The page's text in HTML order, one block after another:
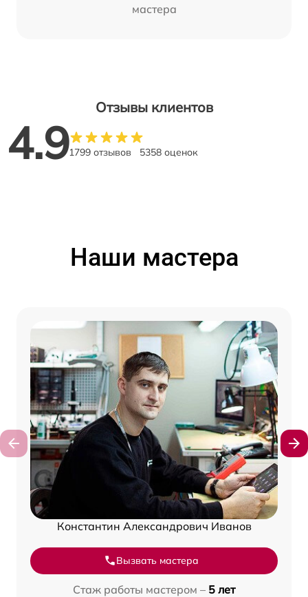
мастера
Отзывы клиентов
4.91799 отзывов 5358 оценок
Наши мастера
Константин Александрович Иванов
Вызвать мастера
Стаж работы мастером – 5 лет